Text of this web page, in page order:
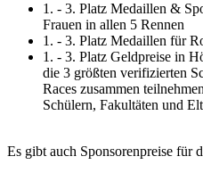
1. - 3. Platz Medaillen &
Frauen in allen 5 Rennen
1. - 3. Platz Medaillen für
1. - 3. Platz Geldpreise in
die 3 größten verifizierten
Races zusammen
Schülern, Fakultäten und
Es gibt auch Sponsorenpreise für